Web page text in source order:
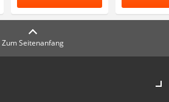
Zum Seitenanfang